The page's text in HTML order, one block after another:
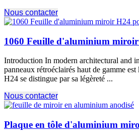
Nous contacter
1060 Feuille d'aluminium
Introduction In modern architectural and
panneaux rétroéclairés haut de gamme
H24 se distingue par sa légèreté ...
Nous contacter
Plaque en tôle d'aluminium